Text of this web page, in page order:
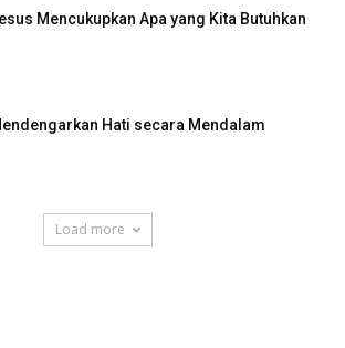
Mencukupkan Apa yang Kita Butuhkan
Hati secara Mendalam
Load more